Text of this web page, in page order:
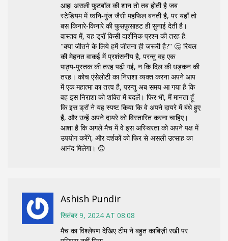
आह! असली फुटबॉल की शान तो तब होती है जब
स्टेडियम में ध्वनि‑गुंज जैसी महफिल बनती है, पर यहाँ तो
बस किनारे‑किनारे की फुसफुसाहट ही सुनाई देती है।
वास्तव में, यह ड्रॉ किसी दार्शनिक प्रश्न की तरह है:
"क्या जीतने के लिये हमें जीतना ही जरूरी है?" 🤔 रियल
की मेहनत वाकई में प्रशंसनीय है, परन्तु वह एक
पाठ्य‑पुस्तक की तरह पढ़ी गई, न कि दिल की धड़कन की
तरह। कोच एंसेलोटी का निराशा व्यक्त करना अपने आप
में एक महात्मा का तत्त्व है, परन्तु अब समय आ गया है कि
वह इस निराशा को शक्ति में बदलें। फिर भी, मैं मानता हूँ
कि इस ड्रॉ ने यह स्पष्ट किया कि वे अपने दायरे में बंधे हुए
हैं, और उन्हें अपने दायरे को विस्तारित करना चाहिए।
आशा है कि अगले मैच में वे इस अस्थिरता को अपने पक्ष में
उपयोग करेंगे, और दर्शकों को फिर से असली उत्साह का
आनंद मिलेगा। 😊
Ashish Pundir
सितंबर 9, 2024 AT 08:08
मैच का विश्लेषण देखिए टीम ने बहुत काबिज़ी रखी पर